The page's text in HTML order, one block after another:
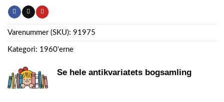
Varenummer (SKU): 91975
Kategori: 1960'erne
Se hele antikvariatets bogsamling